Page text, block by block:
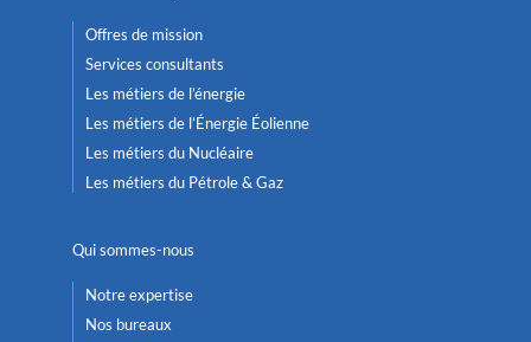
Offres de mission
Services consultants
Les métiers de l’énergie
Les métiers de l’Énergie Éolienne
Les métiers du Nucléaire
Les métiers du Pétrole & Gaz
Qui sommes-nous
Notre expertise
Nos bureaux